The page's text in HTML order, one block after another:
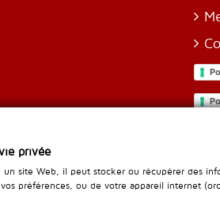
privée
un site Web, il peut stocker ou récupérer des
préférences, ou de votre appareil internet